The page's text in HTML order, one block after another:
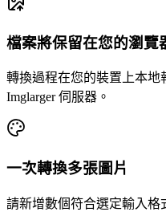
檔案將保留在您的瀏覽
轉換過程在您的裝置上本地
Imglarger 伺服器。
一次轉換多張圖片
請新增數個符合選定輸入格